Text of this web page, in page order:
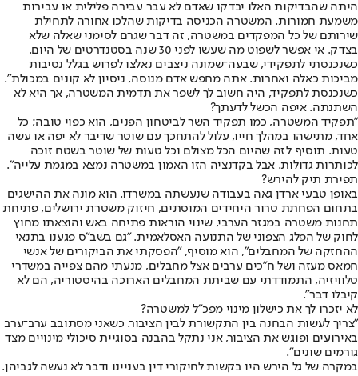
היתה שהבדיקות האלו יבדקו שאדם לא עבר עבירה פלילית או עבירות
משמעת חמורות. המשטרה הכניסה בדיקות שהלכו אחורה לתחילת
שירותם של כל המפקדים במשטרה, זה דבר שגרם לסימני שאלה שלא
בצדק. אי אפשר לשפוט מה שעשו לפני 30 שנה בסטנדרטים של היום.
כשנכנסתי לתפקידי, שבעה־שמונה ניצבים נאלצו לפרוש בגלל נסיבות
מביכות כאלה ואחרות. אתה מחפש אדם מנוסה, ניסיון לא קונים במכולת".
כשנכנסת לתפקיד, היה חשוב לך לשפר את תדמית המשטרה, אך היא לא
השתנתה. איפה הכשל לדעתך?
"תפקיד המשטרה, כמו תפקיד השר לביטחון הפנים, הוא כפוי טובה; כל
אחד, מתישהו במהלך חייו, עלול להתחכך עם שוטר שדיבר לא יפה או עשה
טעות. תוסיף לזה שהיום הכל מצולם וכל טעות של שוטר בשטח זוכה
לכותרות גדולות. אבל בקדנציה הזו האמון במשטרה נמצא במגמת עלייה".
תפירת תיק להירש?
באופן טבעי ארדן גאה בעבודה שנעשתה במשרדו. הוא מונה את ההישגים
בתחום הפחתת טרור היחידים המוסתים, חיזוק משטרת ירושלים, פתיחת
תחנות משטרה במגזר הערבי, שינוי הוראות פתיחה באש והוצאתו מחוץ
לחוק של הפלג הצפוני של התנועה האסלאמית. "גם בשב"ס פגענו בתנאי
ההחזקה של המחבלים", הוא מוסיף, "הפסקתי את הביקורים של אנשי
חמאס מעזה ושל ח"כים ערבים אצל מחבלים, מנעתי מהם צפייה במשדרי
טלוויזיה, התמודדתי עם שביתת המחבלים הארוכה בהיסטוריה, הם לא
קיבלו דבר".
לא יזכרו לך את כישלון מינוי מפכ"ל למשטרה?
"צריך לעשות הבחנה בין התקשורת לבין הציבור. כשאני מסתובב ערב־ערב
באירועים ופוגש את הציבור, אני נתקל בהבנה בסוגיית סיכולי מינויים מצד
גורמים שונים".
במקרה של גל הירש היו בקשות לחיקורי דין בעניינו ודבר לא נעשה לגביהן.